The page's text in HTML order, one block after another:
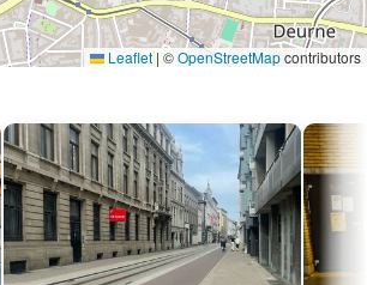
Leaflet | ©OpenStreetMapcontributors